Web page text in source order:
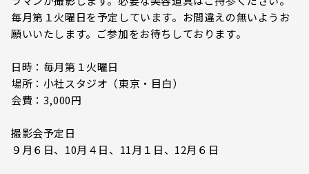
毎月第１火曜日を予定しています。お間違えの無いようお
願いいたします。ご参加をお待ちしております。
日時：毎月第１火曜日
場所：小社スタジオ（東京・目白）
会費：3,000円
撮影会予定日
９月６日、10月４日、11月１日、12月６日